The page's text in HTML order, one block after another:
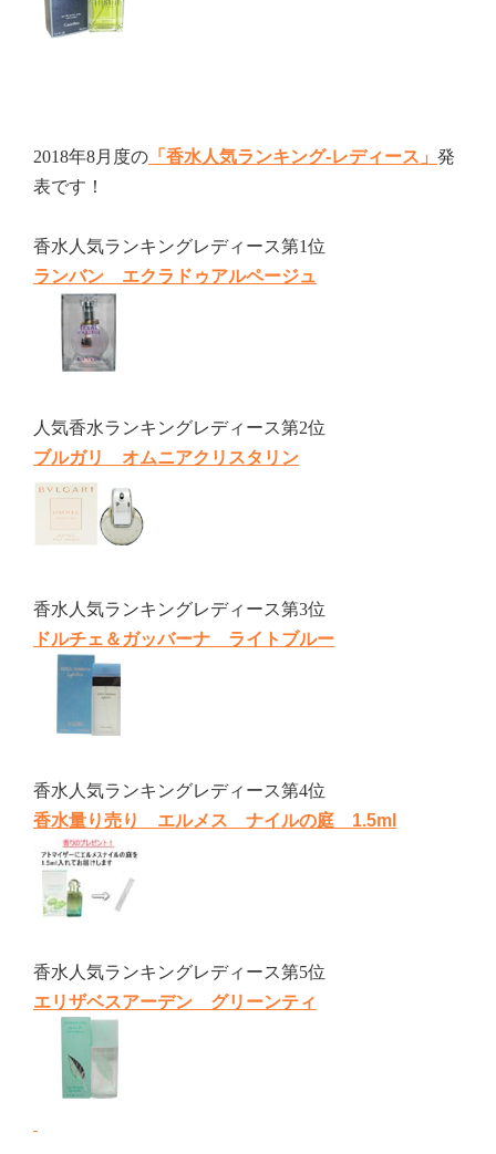
2018年8月度の 「香水人気ランキング-レディース」 発
表です！
香水人気ランキングレディース第1位
ランバン エクラドゥアルページュ
人気香水ランキングレディース第2位
ブルガリ オムニアクリスタリン
香水人気ランキングレディース第3位
ドルチェ＆ガッバーナ ライトブルー
香水人気ランキングレディース第4位
香水量り売り エルメス ナイルの庭 1.5ml
香水人気ランキングレディース第5位
エリザベスアーデン グリーンティ